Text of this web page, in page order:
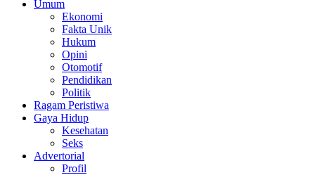
Umum
Ekonomi
Fakta Unik
Hukum
Opini
Otomotif
Pendidikan
Politik
Ragam Peristiwa
Gaya Hidup
Kesehatan
Seks
Advertorial
Profil